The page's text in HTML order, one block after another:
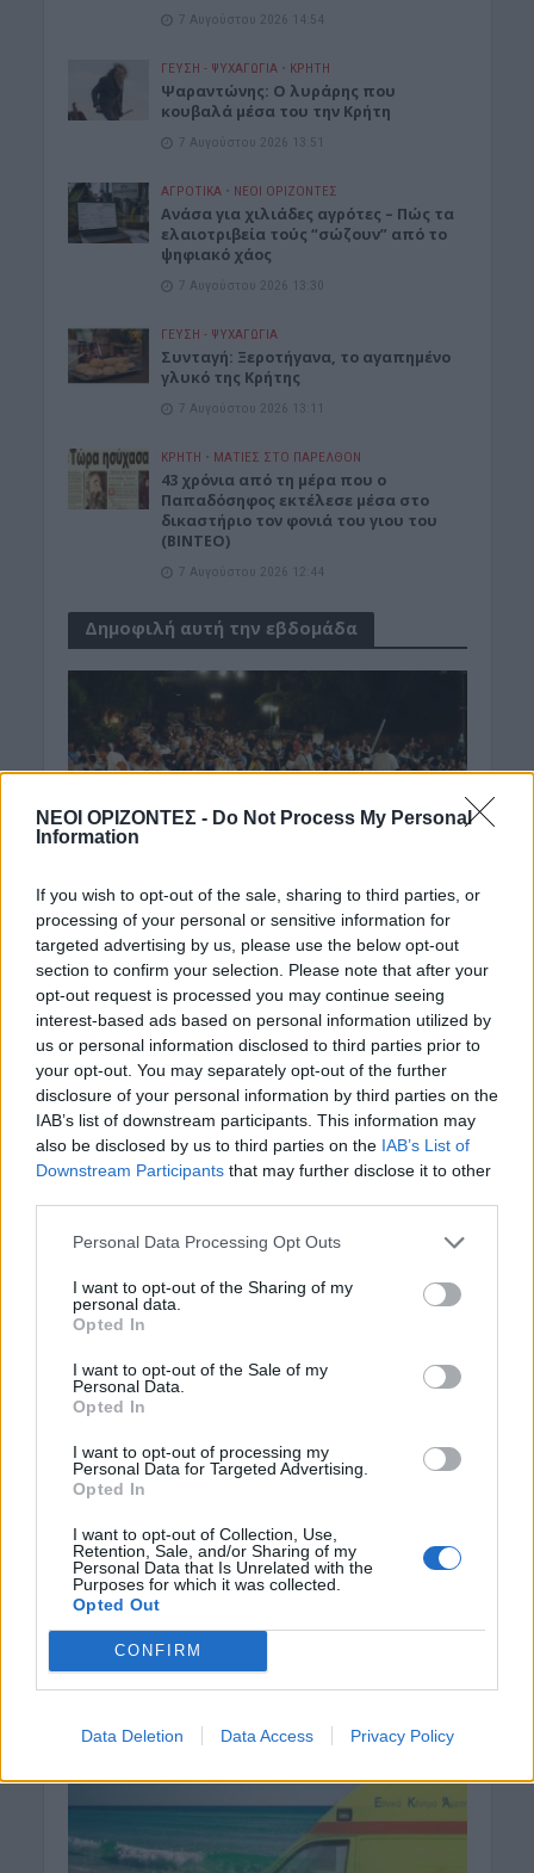
ΝΕΟΙ ΟΡΙΖΟΝΤΕΣ - Do Not Process My Personal
Information
If you wish to opt-out of the sale, sharing to third parties, or
processing of your personal or sensitive information for
targeted advertising by us, please use the below opt-out
section to confirm your selection. Please note that after your
opt-out request is processed you may continue seeing
interest-based ads based on personal information utilized by
us or personal information disclosed to third parties prior to
your opt-out. You may separately opt-out of the further
disclosure of your personal information by third parties on the
IAB’s list of downstream participants. This information may
also be disclosed by us to third parties on the IAB’s List of
Downstream Participants that may further disclose it to other
Personal Data Processing Opt Outs
I want to opt-out of the Sharing of my
personal data.
Opted In
I want to opt-out of the Sale of my
Personal Data.
Opted In
I want to opt-out of processing my
Personal Data for Targeted Advertising.
Opted In
I want to opt-out of Collection, Use,
Retention, Sale, and/or Sharing of my
Personal Data that Is Unrelated with the
Purposes for which it was collected.
Opted Out
CONFIRM
Data Deletion Data Access Privacy Policy
7 Αυγούστου 2026 14:54
ΓΕΎΣΗ - ΨΥΧΑΓΩΓΊΑ • ΚΡΗΤΗ
Ψαραντώνης: Ο λυράρης που
κουβαλά μέσα του την Κρήτη
7 Αυγούστου 2026 13:51
ΑΓΡΟΤΙΚΑ • ΝΕΟΙ ΟΡΙΖΟΝΤΕΣ
Ανάσα για χιλιάδες αγρότες – Πώς τα
ελαιοτριβεία τούς “σώζουν” από το
ψηφιακό χάος
7 Αυγούστου 2026 13:30
ΓΕΎΣΗ - ΨΥΧΑΓΩΓΊΑ
Συνταγή: Ξεροτήγανα, το αγαπημένο
γλυκό της Κρήτης
7 Αυγούστου 2026 13:11
ΚΡΗΤΗ • ΜΑΤΙΕΣ ΣΤΟ ΠΑΡΕΛΘΟΝ
43 χρόνια από τη μέρα που ο
Παπαδόσηφος εκτέλεσε μέσα στο
δικαστήριο τον φονιά του γιου του
(ΒΙΝΤΕΟ)
7 Αυγούστου 2026 12:44
Δημοφιλή αυτή την εβδομάδα